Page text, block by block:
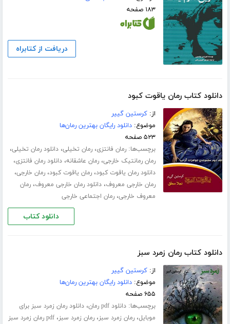
۱۸۳ صفحه
دریافت از کتابراه
دانلود کتاب رمان یاقوت کبود
از:کرستین گییر
موضوع:دانلود رایگان بهترین رمان‌ها
۵۲۳ صفحه
برچسب‌ها:رمان فانتزی،رمان تخیلی،دانلود رمان تخیلی،
رمان رمانتیک خارجی،رمان عاشقانه،دانلود رمان فانتزی،
دانلود رمان یاقوت کبود،رمان یاقوت کبود،رمان خارجی،
رمان خارجی معروف،دانلود رمان خارجی معروف،رمان
معروف خارجی،رمان اجتماعی خارجی
دانلود کتاب
دانلود کتاب رمان زمرد سبز
از:کرستین گییر
موضوع:دانلود رایگان بهترین رمان‌ها
۶۵۵ صفحه
برچسب‌ها:دانلود pdf رمان ،دانلود رمان زمرد سبز برای
موبایل،رمان زمرد سبز،رمان زمرد سبز،
pdf رمان زمرد سبز